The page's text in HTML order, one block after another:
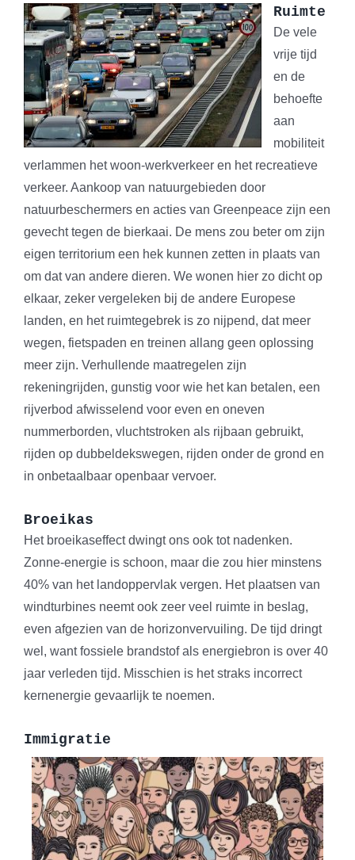
Ruimte
De vele
vrije tijd
en de
behoefte
aan
mobiliteit
verlammen het woon-werkverkeer en het recreatieve
verkeer. Aankoop van natuurgebieden door
natuurbeschermers en acties van Greenpeace zijn een
gevecht tegen de bierkaai. De mens zou beter om zijn
eigen territorium een hek kunnen zetten in plaats van
om dat van andere dieren. We wonen hier zo dicht op
elkaar, zeker vergeleken bij de andere Europese
landen, en het ruimtegebrek is zo nijpend, dat meer
wegen, fietspaden en treinen allang geen oplossing
meer zijn. Verhullende maatregelen zijn
rekeningrijden, gunstig voor wie het kan betalen, een
rijverbod afwisselend voor even en oneven
nummerborden, vluchtstroken als rijbaan gebruikt,
rijden op dubbeldekswegen, rijden onder de grond en
in onbetaalbaar openbaar vervoer.
Broeikas
Het broeikaseffect dwingt ons ook tot nadenken.
Zonne-energie is schoon, maar die zou hier minstens
40% van het landoppervlak vergen. Het plaatsen van
windturbines neemt ook zeer veel ruimte in beslag,
even afgezien van de horizonvervuiling. De tijd dringt
wel, want fossiele brandstof als energiebron is over 40
jaar verleden tijd. Misschien is het straks incorrect
kernenergie gevaarlijk te noemen.
Immigratie